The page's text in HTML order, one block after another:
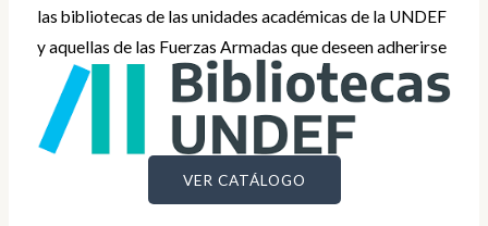
las bibliotecas de las unidades académicas de la UNDEF
y aquellas de las Fuerzas Armadas que deseen adherirse
VER CATÁLOGO